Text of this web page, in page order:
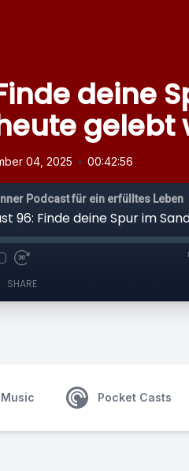
deine
gelebt
04, 2025 • 00:42:56
Podcast für ein erfülltes Leben
SHARE
Pocket Casts